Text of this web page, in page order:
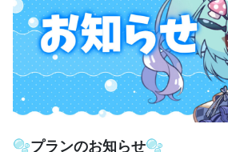
あなたの明日を優しく照らせるような
す。
このファンクラブ「深海のアトリエ」
YouTubeでは見せきれない音の制作過
心を整えるコラム、日々の小さな気
“あさぎの深いところ” に触れてもら
🫧プランのお知らせ🫧